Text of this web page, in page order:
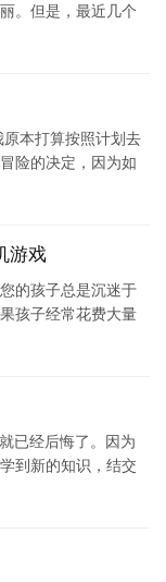
。但是，最近几个
本打算按照计划去
险的决定，因为如
游戏
的孩子总是沉迷于
孩子经常花费大量
已经后悔了。因为
到新的知识，结交